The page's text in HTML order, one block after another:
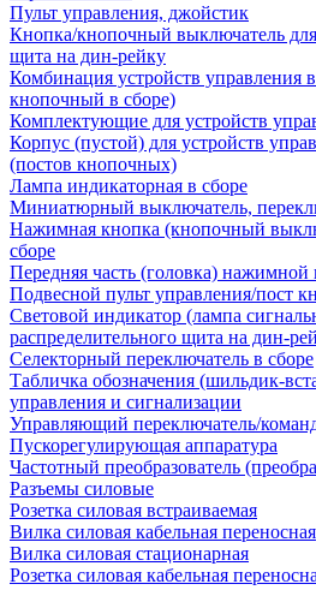
Пульт управления, джойстик
Кнопка/кнопочный выключатель для
щита на дин-рейку
Комбинация устройств управления
кнопочный в сборе)
Комплектующие для устройств
Корпус (пустой) для устройств
(постов кнопочных)
Лампа индикаторная в сборе
Миниатюрный выключатель,
Нажимная кнопка (кнопочный
сборе
Передняя часть (головка) нажимной
Подвесной пульт управления/пост
Световой индикатор (лампа
распределительного щита на дин-
Селекторный переключатель в сборе
Табличка обозначения (шильдик-
управления и сигнализации
Управляющий переключатель/
Пускорегулирующая аппаратура
Частотный преобразователь
Разъемы силовые
Розетка силовая встраиваемая
Вилка силовая кабельная переносная
Вилка силовая стационарная
Розетка силовая кабельная